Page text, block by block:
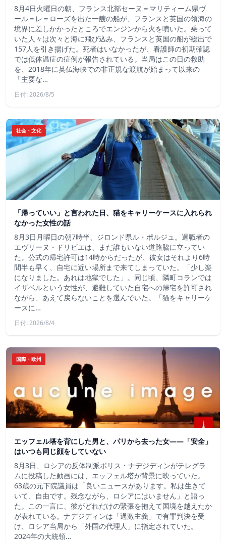
8月4日火曜日の朝、フランス北部セーヌ＝マリティーム県ヴ
ール＝レ＝ローズを出た一艘の船が、フランスと英国の領海の
境界に差しかかったところでエンジンから火を噴いた。乗って
いた人々は次々と海に飛び込み、フランスと英国の船が総出で
157人を引き揚げた。死者はいなかったが、看護師の初期確認
では低体温症の症例が報告されている。当局はこの日の救助
を、2018年に英仏海峡での非正規な渡航が始まって以来の
「主要な…
日付: 2026/8/5
社会・文化
「帰っていい」と言われた日、猫をキャリーケースに入れられ
なかった女性の話
8月3日月曜日の朝7時半、ジロンド県ル・ポルジュ。退職者の
エヴリーヌ・ドリビエは、まだ誰もいない道路脇に立ってい
た。公式の帰宅許可は14時からだったが、彼女はそれより6時
間半も早く、自宅に近い場所まで来てしまっていた。「少し楽
になりました。あれは地獄でした」。同じ頃、隣町コランでは
イザベルという女性が、避難していた自宅への帰宅を許可され
ながら、あえて戻らないことを選んでいた。「猫をキャリーケ
ースに…
日付: 2026/8/4
国際・欧州
エッフェル塔を背にした男と、パリから去った女——「安全」
はいつも同じ顔をしていない
8月3日、ロシアの反体制派ボリス・ナデジディンがテレグラ
ムに投稿した動画には、エッフェル塔が背景に映っていた。
63歳の元下院議員は「良いニュースがあります。私は生きて
いて、自由です。残念ながら、ロシアにはいません」と語っ
た。この一言に、彼がどれだけの緊張を抱えて国境を越えたか
が表れている。ナデジディンは「過激主義」で有罪判決を受
け、ロシア当局から「外国の代理人」に指定されていた。
2024年の大統領…